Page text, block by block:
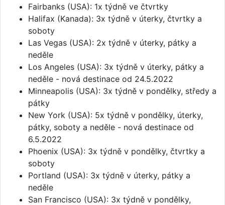
Fairbanks (USA): 1x týdně ve čtvrtky
Halifax (Kanada): 3x týdně v úterky, čtvrtky a
soboty
Las Vegas (USA): 2x týdně v úterky, pátky a
neděle
Los Angeles (USA): 3x týdně v úterky, pátky a
neděle - nová destinace od 24.5.2022
Minneapolis (USA): 3x týdně v pondělky, středy a
pátky
New York (USA): 5x týdně v pondělky, úterky,
pátky, soboty a neděle - nová destinace od
6.5.2022
Phoenix (USA): 3x týdně v pondělky, čtvrtky a
soboty
Portland (USA): 3x týdně v úterky, pátky a
neděle
San Francisco (USA): 3x týdně v pondělky,